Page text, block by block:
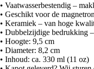
• Vaatwasserbestendig –
• Geschikt voor de
• Keramiek – van hoge
• Dubbelzijdige bedrukking
• Hoogte: 9,5 cm
• Diameter: 8,2 cm
• Inhoud: ca. 330 ml (11 oz)